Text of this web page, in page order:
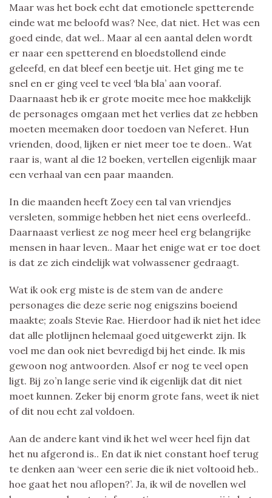
Maar was het boek echt dat emotionele spetterende
einde wat me beloofd was? Nee, dat niet. Het was een
goed einde, dat wel.. Maar al een aantal delen wordt
er naar een spetterend en bloedstollend einde
geleefd, en dat bleef een beetje uit. Het ging me te
snel en er ging veel te veel ‘bla bla’ aan vooraf.
Daarnaast heb ik er grote moeite mee hoe makkelijk
de personages omgaan met het verlies dat ze hebben
moeten meemaken door toedoen van Neferet. Hun
vrienden, dood, lijken er niet meer toe te doen.. Wat
raar is, want al die 12 boeken, vertellen eigenlijk maar
een verhaal van een paar maanden.
In die maanden heeft Zoey een tal van vriendjes
versleten, sommige hebben het niet eens overleefd..
Daarnaast verliest ze nog meer heel erg belangrijke
mensen in haar leven.. Maar het enige wat er toe doet
is dat ze zich eindelijk wat volwassener gedraagt.
Wat ik ook erg miste is de stem van de andere
personages die deze serie nog enigszins boeiend
maakte; zoals Stevie Rae. Hierdoor had ik niet het idee
dat alle plotlijnen helemaal goed uitgewerkt zijn. Ik
voel me dan ook niet bevredigd bij het einde. Ik mis
gewoon nog antwoorden. Alsof er nog te veel open
ligt. Bij zo’n lange serie vind ik eigenlijk dat dit niet
moet kunnen. Zeker bij enorm grote fans, weet ik niet
of dit nou echt zal voldoen.
Aan de andere kant vind ik het wel weer heel fijn dat
het nu afgerond is.. En dat ik niet constant hoef terug
te denken aan ‘weer een serie die ik niet voltooid heb..
hoe gaat het nou aflopen?’. Ja, ik wil de novellen wel